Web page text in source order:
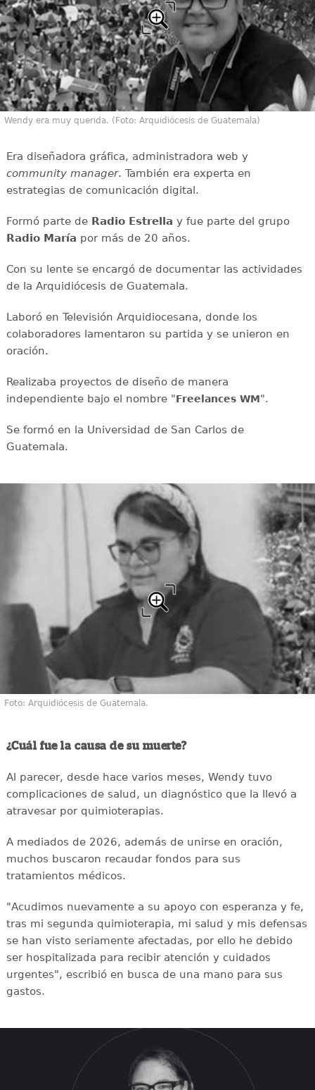
Wendy era muy querida. (Foto: Arquidiócesis de Guatemala)
Era diseñadora gráfica, administradora web y
community manager. También era experta en
estrategias de comunicación digital.
Formó parte de Radio Estrella y fue parte del grupo
Radio María por más de 20 años.
Con su lente se encargó de documentar las actividades
de la Arquidiócesis de Guatemala.
Laboró en Televisión Arquidiocesana, donde los
colaboradores lamentaron su partida y se unieron en
oración.
Realizaba proyectos de diseño de manera
independiente bajo el nombre "Freelances WM".
Se formó en la Universidad de San Carlos de
Guatemala.
Foto: Arquidiócesis de Guatemala.
¿Cuál fue la causa de su muerte?
Al parecer, desde hace varios meses, Wendy tuvo
complicaciones de salud, un diagnóstico que la llevó a
atravesar por quimioterapias.
A mediados de 2026, además de unirse en oración,
muchos buscaron recaudar fondos para sus
tratamientos médicos.
"Acudimos nuevamente a su apoyo con esperanza y fe,
tras mi segunda quimioterapia, mi salud y mis defensas
se han visto seriamente afectadas, por ello he debido
ser hospitalizada para recibir atención y cuidados
urgentes", escribió en busca de una mano para sus
gastos.